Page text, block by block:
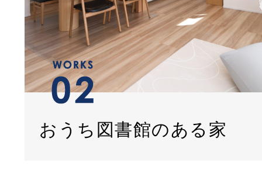
おうち図書館のある家